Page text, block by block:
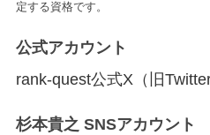
定する資格です。
公式アカウント
rank-quest公式X（旧Twitter
杉本貴之 SNSアカウント